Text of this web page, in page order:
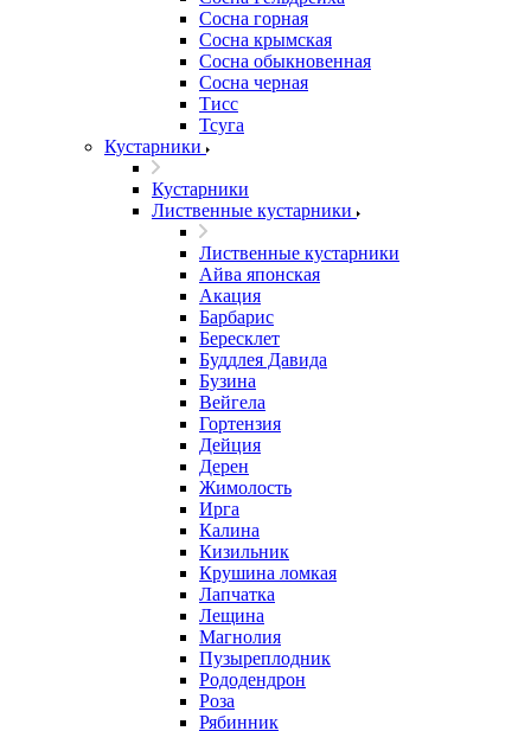
Сосна горная
Сосна крымская
Сосна обыкновенная
Сосна черная
Тисс
Тсуга
Кустарники
Кустарники
Лиственные кустарники
Лиственные кустарники
Айва японская
Акация
Барбарис
Бересклет
Буддлея Давида
Бузина
Вейгела
Гортензия
Дейция
Дерен
Жимолость
Ирга
Калина
Кизильник
Крушина ломкая
Лапчатка
Лещина
Магнолия
Пузыреплодник
Рододендрон
Роза
Рябинник